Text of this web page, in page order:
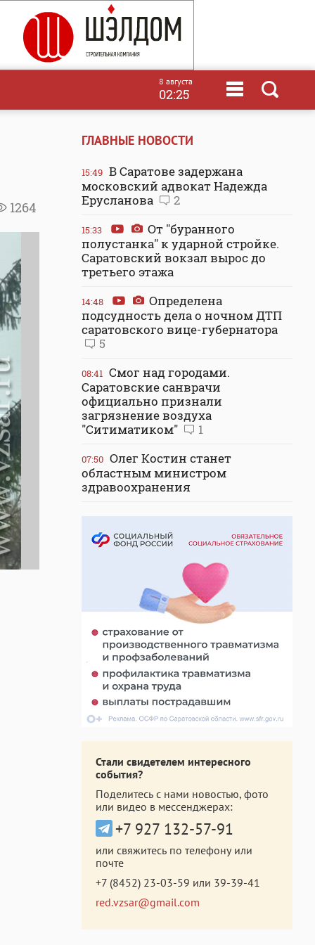
8 августа
02:25
1264
ГЛАВНЫЕ НОВОСТИ
15:49 В Саратове задержана
московский адвокат Надежда
Ерусланова
2
15:33
От "буранного
полустанка" к ударной стройке.
Саратовский вокзал вырос до
третьего этажа
14:48
Определена
подсудность дела о ночном ДТП
саратовского вице-губернатора
5
08:41 Смог над городами.
Саратовские санврачи
официально признали
загрязнение воздуха
"Ситиматиком"
1
07:50 Олег Костин станет
областным министром
здравоохранения
Стали свидетелем интересного
события?
Поделитесь с нами новостью, фото
или видео в мессенджерах:
+7 927 132-57-91
или свяжитесь по телефону или
почте
+7 (8452) 23-03-59 или 39-39-41
red.vzsar@gmail.com